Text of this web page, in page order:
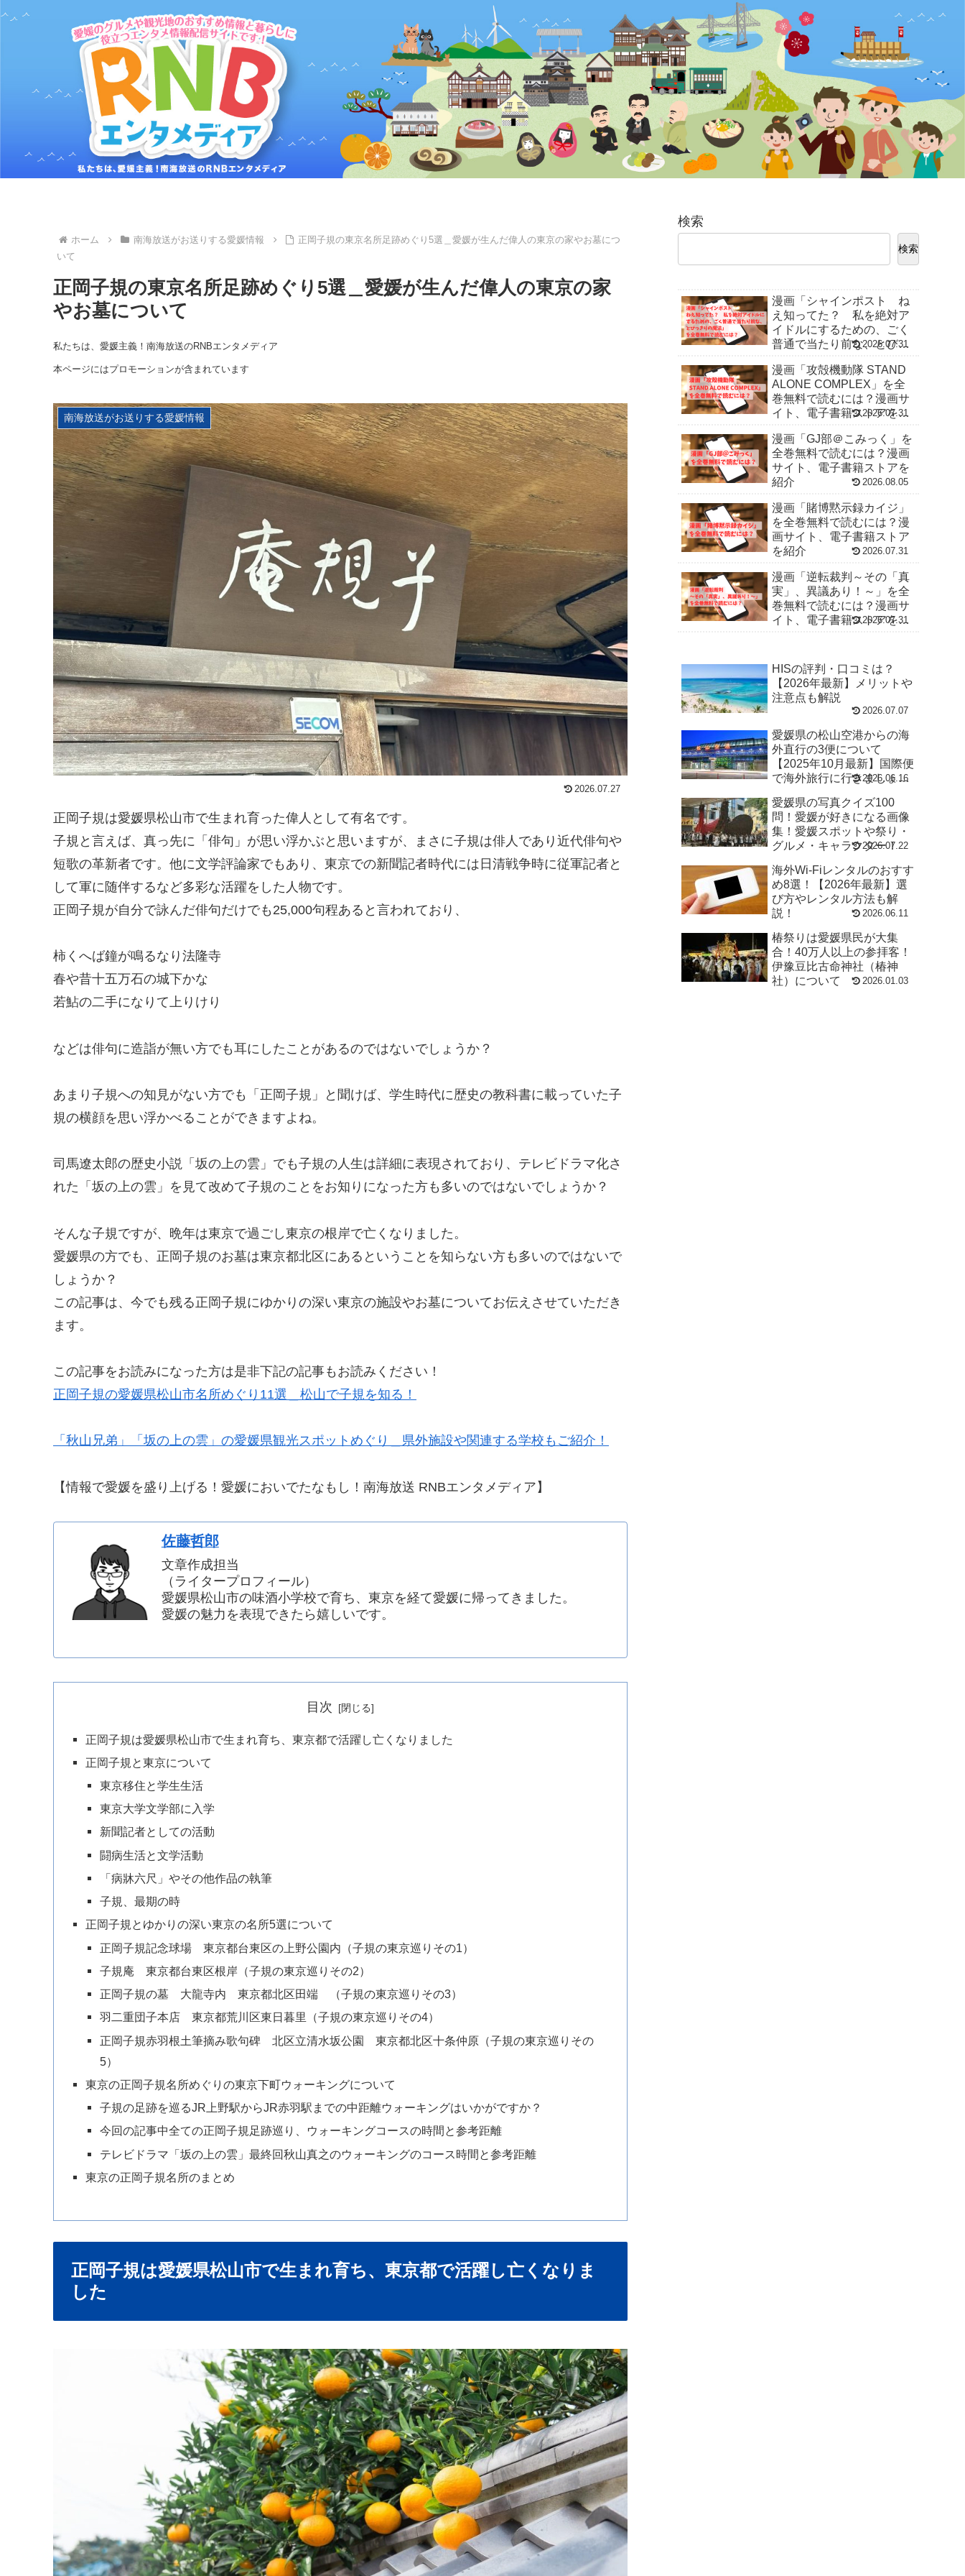
ホーム 南海放送がお送りする愛媛情報
正岡子規の東京名所足跡めぐり5選＿愛媛が生んだ偉人の東京の家やお墓につ
いて
正岡子規の東京名所足跡めぐり5選＿愛媛が生んだ偉人の東京の家
やお墓について
私たちは、愛媛主義！南海放送のRNBエンタメディア
本ページにはプロモーションが含まれています
南海放送がお送りする愛媛情報
2026.07.27
正岡子規は愛媛県松山市で生まれ育った偉人として有名です。
子規と言えば、真っ先に「俳句」が思い浮かぶと思いますが、まさに子規は俳人であり近代俳句や
短歌の革新者です。他に文学評論家でもあり、東京での新聞記者時代には日清戦争時に従軍記者と
して軍に随伴するなど多彩な活躍をした人物です。
正岡子規が自分で詠んだ俳句だけでも25,000句程あると言われており、
柿くへば鐘が鳴るなり法隆寺
春や昔十五万石の城下かな
若鮎の二手になりて上りけり
などは俳句に造詣が無い方でも耳にしたことがあるのではないでしょうか？
あまり子規への知見がない方でも「正岡子規」と聞けば、学生時代に歴史の教科書に載っていた子
規の横顔を思い浮かべることができますよね。
司馬遼太郎の歴史小説「坂の上の雲」でも子規の人生は詳細に表現されており、テレビドラマ化さ
れた「坂の上の雲」を見て改めて子規のことをお知りになった方も多いのではないでしょうか？
そんな子規ですが、晩年は東京で過ごし東京の根岸で亡くなりました。
愛媛県の方でも、正岡子規のお墓は東京都北区にあるということを知らない方も多いのではないで
しょうか？
この記事は、今でも残る正岡子規にゆかりの深い東京の施設やお墓についてお伝えさせていただき
ます。
この記事をお読みになった方は是非下記の記事もお読みください！
正岡子規の愛媛県松山市名所めぐり11選＿松山で子規を知る！
「秋山兄弟」「坂の上の雲」の愛媛県観光スポットめぐり＿県外施設や関連する学校もご紹介！
【情報で愛媛を盛り上げる！愛媛においでたなもし！南海放送 RNBエンタメディア】
佐藤哲郎
文章作成担当
（ライタープロフィール）
愛媛県松山市の味酒小学校で育ち、東京を経て愛媛に帰ってきました。
愛媛の魅力を表現できたら嬉しいです。
目次
正岡子規は愛媛県松山市で生まれ育ち、東京都で活躍し亡くなりました
正岡子規と東京について
東京移住と学生生活
東京大学文学部に入学
新聞記者としての活動
闘病生活と文学活動
「病牀六尺」やその他作品の執筆
子規、最期の時
正岡子規とゆかりの深い東京の名所5選について
正岡子規記念球場 東京都台東区の上野公園内（子規の東京巡りその1）
子規庵 東京都台東区根岸（子規の東京巡りその2）
正岡子規の墓 大龍寺内 東京都北区田端 （子規の東京巡りその3）
羽二重団子本店 東京都荒川区東日暮里（子規の東京巡りその4）
正岡子規赤羽根土筆摘み歌句碑 北区立清水坂公園 東京都北区十条仲原（子規の東京巡りその
5）
東京の正岡子規名所めぐりの東京下町ウォーキングについて
子規の足跡を巡るJR上野駅からJR赤羽駅までの中距離ウォーキングはいかがですか？
今回の記事中全ての正岡子規足跡巡り、ウォーキングコースの時間と参考距離
テレビドラマ「坂の上の雲」最終回秋山真之のウォーキングのコース時間と参考距離
東京の正岡子規名所のまとめ
正岡子規は愛媛県松山市で生まれ育ち、東京都で活躍し亡くなりま
した
検索
検索
漫画「シャインポスト ね
え知ってた？ 私を絶対ア
イドルにするための、ごく
普通で当たり前な、とびっ
読むには？漫画サイト、電
子書籍ストアを紹介
2026.07.31
漫画「攻殻機動隊 STAND
ALONE COMPLEX」を全
巻無料で読むには？漫画サ
イト、電子書籍ストアを紹
2026.07.31
漫画「GJ部＠こみっく」を
全巻無料で読むには？漫画
サイト、電子書籍ストアを
紹介
2026.08.05
漫画「賭博黙示録カイジ」
を全巻無料で読むには？漫
画サイト、電子書籍ストア
を紹介
2026.07.31
漫画「逆転裁判～その「真
実」、異議あり！～」を全
巻無料で読むには？漫画サ
イト、電子書籍ストアを紹
2026.07.31
HISの評判・口コミは？
【2026年最新】メリットや
注意点も解説
2026.07.07
愛媛県の松山空港からの海
外直行の3便について
【2025年10月最新】国際便
で海外旅行に行きましょ
2026.06.16
愛媛県の写真クイズ100
問！愛媛が好きになる画像
集！愛媛スポットや祭り・
グルメ・キャラクター！
2026.07.22
海外Wi-Fiレンタルのおすす
め8選！【2026年最新】選
び方やレンタル方法も解
説！
2026.06.11
椿祭りは愛媛県民が大集
合！40万人以上の参拝客！
伊豫豆比古命神社（椿神
社）について
2026.01.03